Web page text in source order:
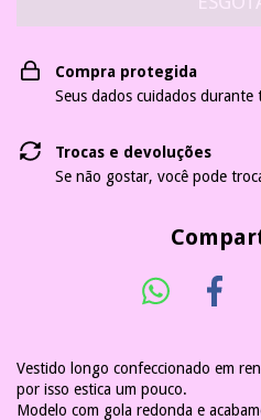
Compra protegida
Seus dados cuidados durante
Trocas e devoluções
Se não gostar, você pode
Vestido longo confeccionado em
por isso estica um pouco.
Modelo com gola redonda e